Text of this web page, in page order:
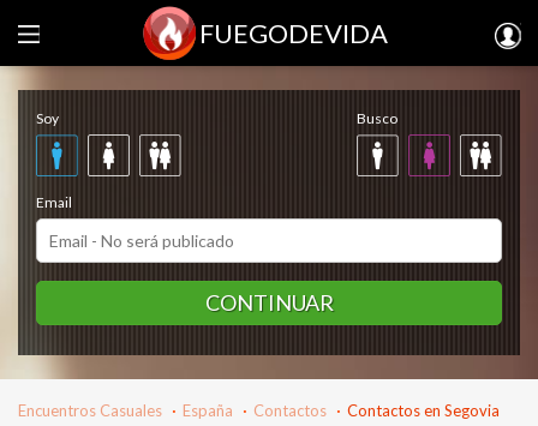
FUEGODEVIDA
Regístrate gratis
Soy Busco
Email
CONTINUAR
Encuentros Casuales España Contactos Contactos en Segovia